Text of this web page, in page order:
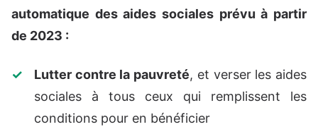
automatique des aides sociales prévu à partir
de 2023 :
Lutter contre la pauvreté, et verser les aides
sociales à tous ceux qui remplissent les
conditions pour en bénéficier